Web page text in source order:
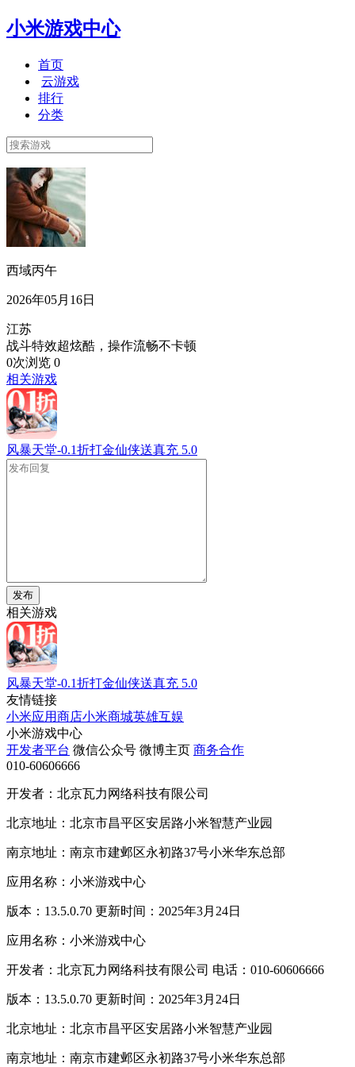
小米游戏中心
首页
云游戏
排行
分类
西域丙午
2026年05月16日
江苏
战斗特效超炫酷，操作流畅不卡顿
0次浏览 0
相关游戏
风暴天堂-0.1折打金仙侠送真充 5.0
发布
相关游戏
风暴天堂-0.1折打金仙侠送真充 5.0
友情链接
小米应用商店小米商城英雄互娱
小米游戏中心
开发者平台 微信公众号 微博主页 商务合作
010-60606666
开发者：北京瓦力网络科技有限公司
北京地址：北京市昌平区安居路小米智慧产业园
南京地址：南京市建邺区永初路37号小米华东总部
应用名称：小米游戏中心
版本：13.5.0.70 更新时间：2025年3月24日
应用名称：小米游戏中心
开发者：北京瓦力网络科技有限公司 电话：010-60606666
版本：13.5.0.70 更新时间：2025年3月24日
北京地址：北京市昌平区安居路小米智慧产业园
南京地址：南京市建邺区永初路37号小米华东总部